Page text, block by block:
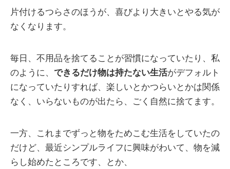
片付けるつらさのほうが、喜びより大きいとやる気が
なくなります。
毎日、不用品を捨てることが習慣になっていたり、私
のように、 できるだけ物は持たない生活がデフォルト
になっていたりすれば、楽しいとかつらいとかは関係
なく、いらないものが出たら、ごく自然に捨てます。
一方、これまでずっと物をためこむ生活をしていたの
だけど、最近シンプルライフに興味がわいて、物を減
らし始めたところです、とか、